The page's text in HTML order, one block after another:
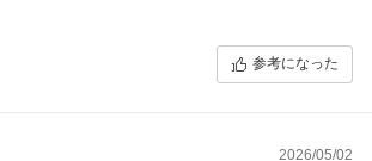
参考になった
2026/05/02